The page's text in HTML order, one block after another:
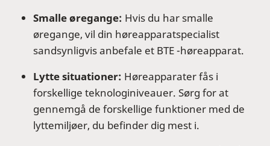
Smalle øregange: Hvis du har smalle
øregange, vil din høreapparatspecialist
sandsynligvis anbefale et BTE -høreapparat.
Lytte situationer: Høreapparater fås i
forskellige teknologiniveauer. Sørg for at
gennemgå de forskellige funktioner med de
lyttemiljøer, du befinder dig mest i.